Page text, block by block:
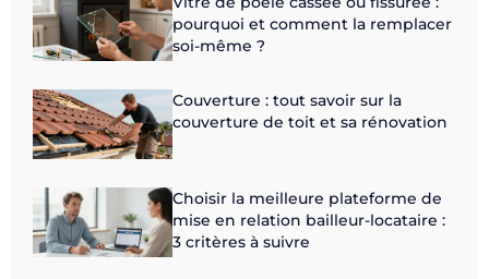
pourquoi et comment la remplacer
soi-même ?
Couverture : tout savoir sur la
couverture de toit et sa rénovation
Choisir la meilleure plateforme de
mise en relation bailleur-locataire :
3 critères à suivre